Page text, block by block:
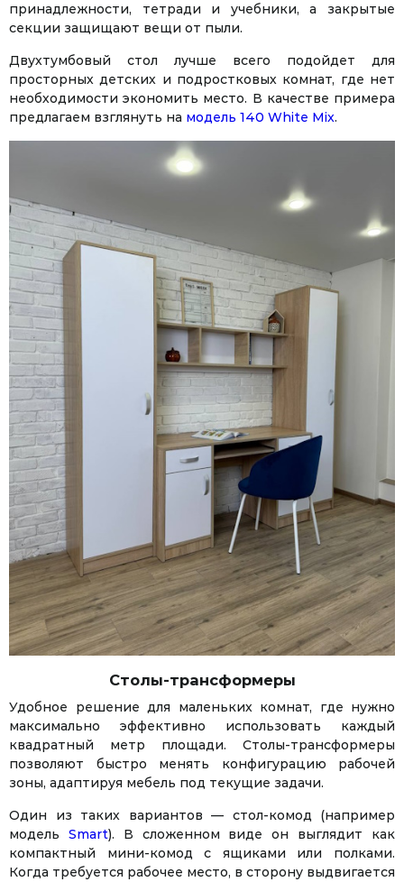
принадлежности, тетради и учебники, а закрытые
секции защищают вещи от пыли.
Двухтумбовый стол лучше всего подойдет для
просторных детских и подростковых комнат, где нет
необходимости экономить место. В качестве примера
предлагаем взглянуть на модель 140 White Mix.
Столы-трансформеры
Удобное решение для маленьких комнат, где нужно
максимально эффективно использовать каждый
квадратный метр площади. Столы-трансформеры
позволяют быстро менять конфигурацию рабочей
зоны, адаптируя мебель под текущие задачи.
Один из таких вариантов — стол-комод (например
модель Smart). В сложенном виде он выглядит как
компактный мини-комод с ящиками или полками.
Когда требуется рабочее место, в сторону выдвигается